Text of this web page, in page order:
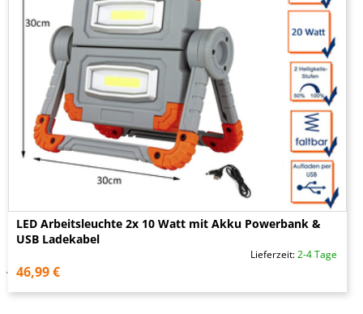
LED Arbeitsleuchte 2x 10 Watt mit Akku Powerbank &
USB Ladekabel
Lieferzeit:2-4 Tage
46,99 €